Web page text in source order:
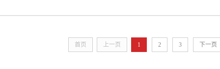
首页 上一页 1 2 3 下一页